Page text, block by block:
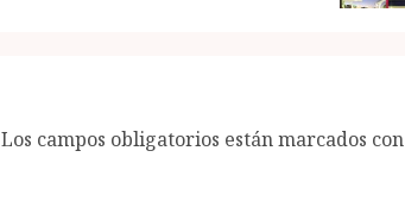
Los campos obligatorios están marcados con